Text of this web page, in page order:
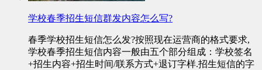
学校春季招生短信群发内容怎么写?
春季学校招生短信怎么发?按照现在运营商的格式要求,
学校春季招生短信内容一般由五个部分组成：学校签名
+招生内容+招生时间/联系方式+退订字样.招生短信的字